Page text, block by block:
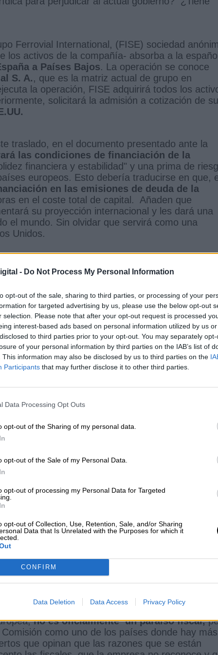
- Do Not Process My Personal Information
opt-out of the sale, sharing to third parties, or processing of your
for targeted advertising by us, please use the below opt-out
selection. Please note that after your opt-out request is processed
interest-based ads based on personal information utilized by us
to third parties prior to your opt-out. You may separately
of your personal information by third parties on the IAB’s list of
This information may also be disclosed by us to third parties on the
Participants that may further disclose it to other third parties.
Data Processing Opt Outs
opt-out of the Sharing of my personal data.
opt-out of the Sale of my Personal Data.
opt-out of processing my Personal Data for Targeted
opt-out of Collection, Use, Retention, Sale, and/or Sharing
Data that Is Unrelated with the Purposes for which it
CONFIRM
Data Deletion Data Access Privacy Policy
Ferrovial International, (FISE) sociedad
los activos de la compañía- absorba a la
a Países Bajos. La operación se conoce
S. A., que es la matriz actual de grupo en
la operación, FISE adquirirá todos los
solicitará la admisión a cotización de
traslado, en el documento presentado ante la
las condiciones de financiación de la
financiera y estabilidad" y una prima de
europeos. Esto debería traducirse en que,
en las emisiones de deuda de la
en el coste total de capital. Añaden que
su proyección internacional y les dará una
el mundo. Sin olvidar que servirá como una
Unidos.
haya motivaciones fiscales
los cálculos del Banco Sabadell al trasladar su
más favorables, los dividendos de filiales
en España la bonificación se limita al 95%.
mucha polvareda ,acusaciones de deslealtad,
y un largo etcétera.No ha sido tema
previamente al Presidente del gobierno español
esenciales. Primera, toda empresa puede
para mejorar la producción y
informar al Presidente de las intenciones
y dimensiones de Ferrovial. Tercera, no
mejor esperar poco más de 2 meses y
Hay quien asegura que Rafael del Pino
ser pero ello no habla bien del Presidente y
con la compañía para conocer en
de la operación
no es oficialmente un paraíso fiscal,
como uno de los países donde hay más
que opinan que las razones que se están